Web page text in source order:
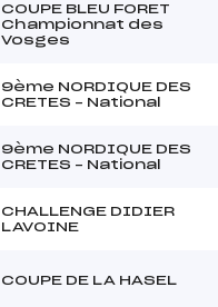
COUPE BLEU FORET
Championnat des
Vosges
9ème NORDIQUE DES
CRETES – National
9ème NORDIQUE DES
CRETES – National
CHALLENGE DIDIER
LAVOINE
COUPE DE LA HASEL